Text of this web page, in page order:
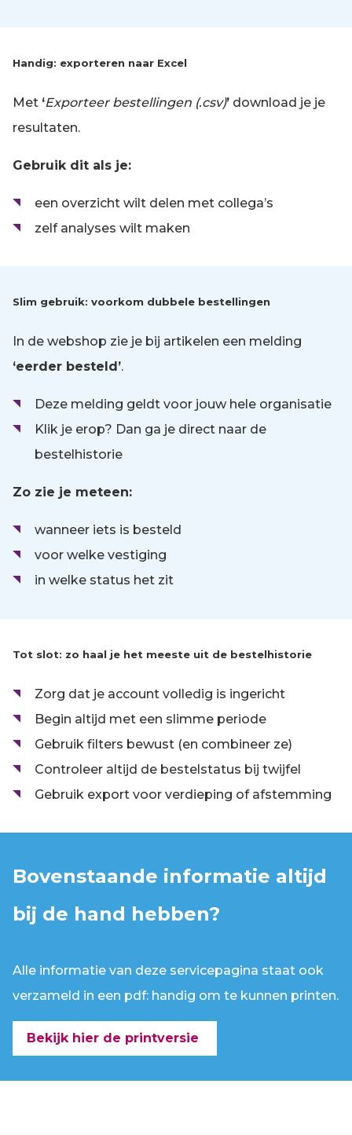
Handig: exporteren naar Excel
Met ‘Exporteer bestellingen (.csv)’ download je je
resultaten.
Gebruik dit als je:
een overzicht wilt delen met collega’s
zelf analyses wilt maken
Slim gebruik: voorkom dubbele bestellingen
In de webshop zie je bij artikelen een melding
‘eerder besteld’.
Deze melding geldt voor jouw hele organisatie
Klik je erop? Dan ga je direct naar de
bestelhistorie
Zo zie je meteen:
wanneer iets is besteld
voor welke vestiging
in welke status het zit
Tot slot: zo haal je het meeste uit de bestelhistorie
Zorg dat je account volledig is ingericht
Begin altijd met een slimme periode
Gebruik filters bewust (en combineer ze)
Controleer altijd de bestelstatus bij twijfel
Gebruik export voor verdieping of afstemming
Bovenstaande informatie altijd
bij de hand hebben?
Alle informatie van deze servicepagina staat ook
verzameld in een pdf: handig om te kunnen printen.
Bekijk hier de printversie